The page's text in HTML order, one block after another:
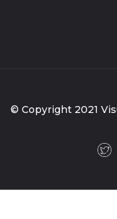
© Copyright 2021